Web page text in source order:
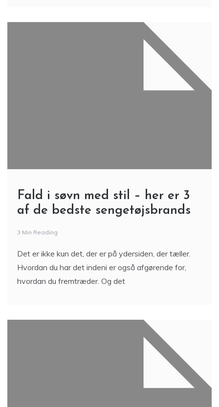
Fald i søvn med stil – her er 3
af de bedste sengetøjsbrands
3 Min Reading
Det er ikke kun det, der er på ydersiden, der tæller.
Hvordan du har det indeni er også afgørende for,
hvordan du fremtræder. Og det